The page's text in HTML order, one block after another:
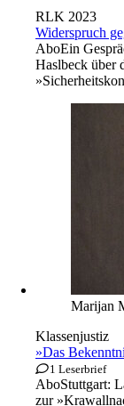
RLK 2023
Widerspruch
AboEin
Haslbeck über
Marijan
Klassenjustiz
»Das
1 Leserbrief
AboStuttgart:
zur